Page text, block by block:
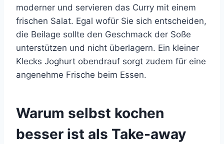
moderner und servieren das Curry mit einem
frischen Salat. Egal wofür Sie sich entscheiden,
die Beilage sollte den Geschmack der Soße
unterstützen und nicht überlagern. Ein kleiner
Klecks Joghurt obendrauf sorgt zudem für eine
angenehme Frische beim Essen.
Warum selbst kochen
besser ist als Take-away